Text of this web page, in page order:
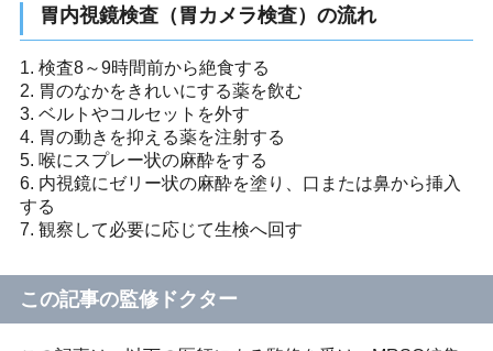
胃内視鏡検査（胃カメラ検査）の流れ
1. 検査8～9時間前から絶食する
2. 胃のなかをきれいにする薬を飲む
3. ベルトやコルセットを外す
4. 胃の動きを抑える薬を注射する
5. 喉にスプレー状の麻酔をする
6. 内視鏡にゼリー状の麻酔を塗り、口または鼻から挿入
する
7. 観察して必要に応じて生検へ回す
この記事の監修ドクター